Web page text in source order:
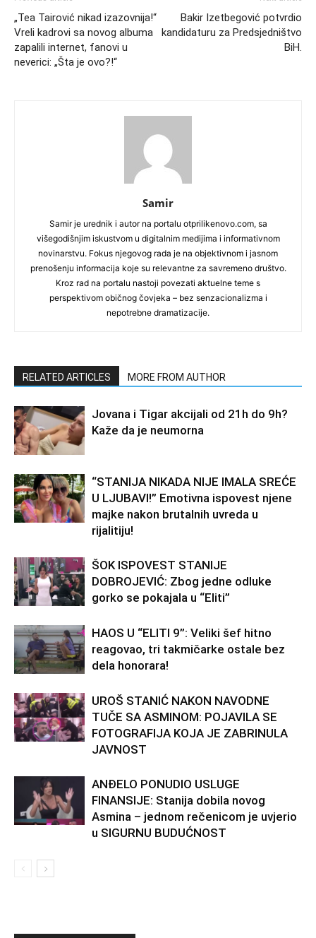
„Tea Tairović nikad izazovnija!“
Vreli kadrovi sa novog albuma
zapalili internet, fanovi u
neverici: „Šta je ovo?!“
Bakir Izetbegović potvrdio
kandidaturu za Predsjedništvo
BiH.
Samir
Samir je urednik i autor na portalu otprilikenovo.com, sa
višegodišnjim iskustvom u digitalnim medijima i informativnom
novinarstvu. Fokus njegovog rada je na objektivnom i jasnom
prenošenju informacija koje su relevantne za savremeno društvo.
Kroz rad na portalu nastoji povezati aktuelne teme s
perspektivom običnog čovjeka – bez senzacionalizma i
nepotrebne dramatizacije.
RELATED ARTICLES MORE FROM AUTHOR
Jovana i Tigar akcijali od 21h do 9h?
Kaže da je neumorna
“STANIJA NIKADA NIJE IMALA SREĆE
U LJUBAVI!” Emotivna ispovest njene
majke nakon brutalnih uvreda u
rijalitiju!
ŠOK ISPOVEST STANIJE
DOBROJEVIĆ: Zbog jedne odluke
gorko se pokajala u “Eliti”
HAOS U “ELITI 9”: Veliki šef hitno
reagovao, tri takmičarke ostale bez
dela honorara!
UROŠ STANIĆ NAKON NAVODNE
TUČE SA ASMINOM: POJAVILA SE
FOTOGRAFIJA KOJA JE ZABRINULA
JAVNOST
ANĐELO PONUDIO USLUGE
FINANSIJE: Stanija dobila novog
Asmina – jednom rečenicom je uvjerio
u SIGURNU BUDUĆNOST